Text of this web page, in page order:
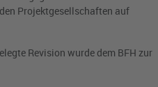
Projektgesellschaften auf
Revision wurde dem BFH zur